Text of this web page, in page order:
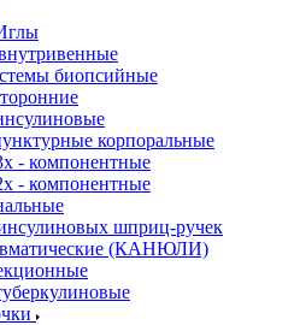
биопсийные
корпоральные
- компонентные
- компонентные
шприц-ручек
(КАНЮЛИ)